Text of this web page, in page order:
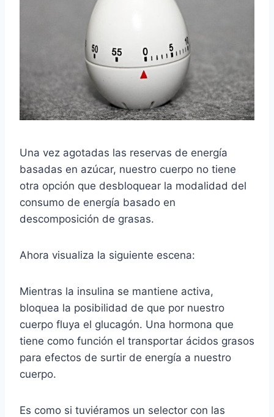
Una vez agotadas las reservas de energía
basadas en azúcar, nuestro cuerpo no tiene
otra opción que desbloquear la modalidad del
consumo de energía basado en
descomposición de grasas.
Ahora visualiza la siguiente escena:
Mientras la insulina se mantiene activa,
bloquea la posibilidad de que por nuestro
cuerpo fluya el glucagón. Una hormona que
tiene como función el transportar ácidos grasos
para efectos de surtir de energía a nuestro
cuerpo.
Es como si tuviéramos un selector con las